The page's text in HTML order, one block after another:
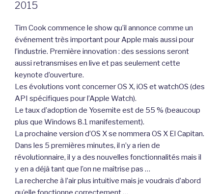
2015
Tim Cook commence le show qu’il annonce comme un
événement très important pour Apple mais aussi pour
l’industrie. Première innovation : des sessions seront
aussi retransmises en live et pas seulement cette
keynote d’ouverture.
Les évolutions vont concerner OS X, iOS et watchOS (des
API spécifiques pour l’Apple Watch).
Le taux d’adoption de Yosemite est de 55 % (beaucoup
plus que Windows 8.1 manifestement).
La prochaine version d’OS X se nommera OS X El Capitan.
Dans les 5 premières minutes, il n’y a rien de
révolutionnaire, il y a des nouvelles fonctionnalités mais il
y en a déjà tant que l’on ne maîtrise pas …
La recherche à l’air plus intuitive mais je voudrais d’abord